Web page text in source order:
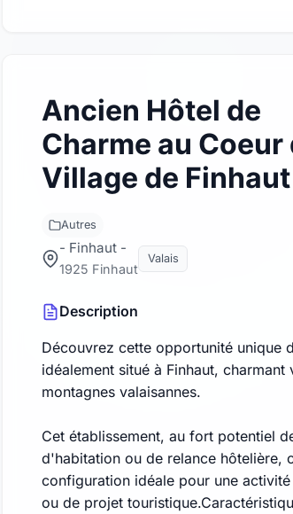
Ancien Hôtel de
Charme au Coeur
Village de Finhaut
Autres
- Finhaut -
1925 Finhaut
Valais
Description
Découvrez cette opportunité unique
idéalement situé à Finhaut,
montagnes valaisannes.
Cet établissement, au fort potentiel
d'habitation ou de relance hôtelière,
configuration idéale pour une
ou de projet